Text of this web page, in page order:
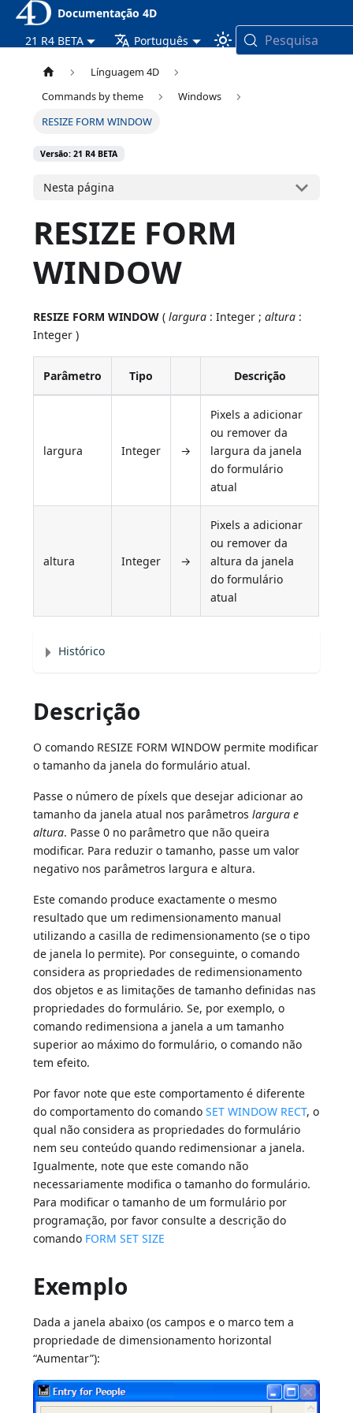
Documentação 4D
21 R4 BETA
Português Pesquisa
Línguagem 4D
Commands by theme
Windows
RESIZE FORM WINDOW
Versão: 21 R4 BETA
Nesta página
RESIZE FORM
WINDOW
RESIZE FORM WINDOW (largura : Integer ;altura :
Integer )
Parâmetro Tipo Descrição
largura Integer →
Pixels a adicionar
ou remover da
largura da janela
do formulário
atual
altura Integer →
Pixels a adicionar
ou remover da
altura da janela
do formulário
atual
Histórico
Descrição
O comando RESIZE FORM WINDOW permite modificar
o tamanho da janela do formulário atual.
Passe o número de píxels que desejar adicionar ao
tamanho da janela atual nos parâmetroslargura e
altura. Passe 0 no parâmetro que não queira
modificar. Para reduzir o tamanho, passe um valor
negativo nos parâmetros largura e altura.
Este comando produce exactamente o mesmo
resultado que um redimensionamento manual
utilizando a casilla de redimensionamento (se o tipo
de janela lo permite). Por conseguinte, o comando
considera as propriedades de redimensionamento
dos objetos e as limitações de tamanho definidas nas
propriedades do formulário. Se, por exemplo, o
comando redimensiona a janela a um tamanho
superior ao máximo do formulário, o comando não
tem efeito.
Por favor note que este comportamento é diferente
do comportamento do comandoSET WINDOW RECT, o
qual não considera as propriedades do formulário
nem seu conteúdo quando redimensionar a janela.
Igualmente, note que este comando não
necessariamente modifica o tamanho do formulário.
Para modificar o tamanho de um formulário por
programação, por favor consulte a descrição do
comando FORM SET SIZE
Exemplo
Dada a janela abaixo (os campos e o marco tem a
propriedade de dimensionamento horizontal
“Aumentar”):